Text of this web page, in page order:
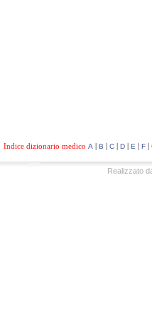
Indice dizionario medico A | B | C| D| E | F|
Realizzato